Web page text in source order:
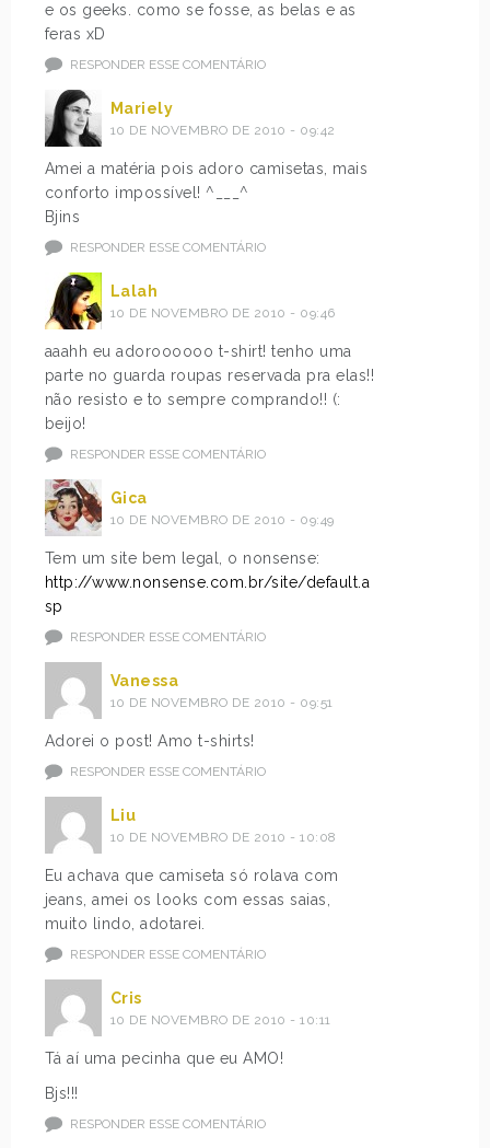
e os geeks. como se fosse, as belas e as
feras xD
RESPONDER ESSE COMENTÁRIO
Mariely
10 DE NOVEMBRO DE 2010 - 09:42
Amei a matéria pois adoro camisetas, mais
conforto impossível! ^___^
Bjins
RESPONDER ESSE COMENTÁRIO
Lalah
10 DE NOVEMBRO DE 2010 - 09:46
aaahh eu adoroooooo t-shirt! tenho uma
parte no guarda roupas reservada pra elas!!
não resisto e to sempre comprando!! (:
beijo!
RESPONDER ESSE COMENTÁRIO
Gica
10 DE NOVEMBRO DE 2010 - 09:49
Tem um site bem legal, o nonsense:
http://www.nonsense.com.br/site/default.a
sp
RESPONDER ESSE COMENTÁRIO
Vanessa
10 DE NOVEMBRO DE 2010 - 09:51
Adorei o post! Amo t-shirts!
RESPONDER ESSE COMENTÁRIO
Liu
10 DE NOVEMBRO DE 2010 - 10:08
Eu achava que camiseta só rolava com
jeans, amei os looks com essas saias,
muito lindo, adotarei.
RESPONDER ESSE COMENTÁRIO
Cris
10 DE NOVEMBRO DE 2010 - 10:11
Tá aí uma pecinha que eu AMO!
Bjs!!!
RESPONDER ESSE COMENTÁRIO